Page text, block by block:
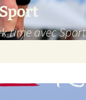
rime avec Sport